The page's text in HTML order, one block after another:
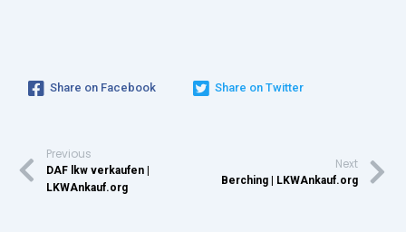
Share on Facebook Share on Twitter
Previous
DAF lkw verkaufen |
LKWAnkauf.org
Next
Berching | LKWAnkauf.org